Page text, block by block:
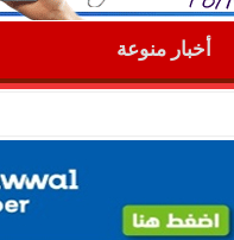
أخبار منوعة